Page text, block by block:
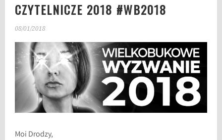
CZYTELNICZE 2018 #WB2018
08/01/2018
Moi Drodzy,